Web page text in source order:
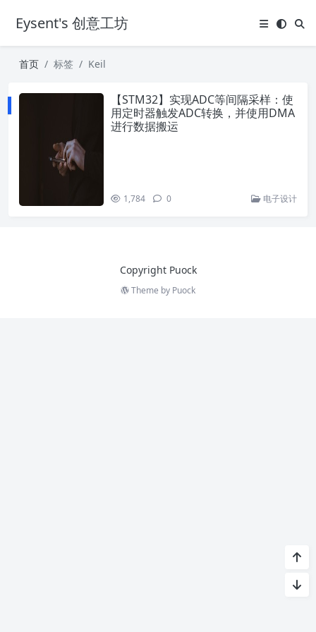
Eysent's 创意工坊
首页 标签 Keil
【STM32】实现ADC等间隔采样：使
用定时器触发ADC转换，并使用DMA
进行数据搬运
1,784 0 电子设计
Copyright Puock
Theme by Puock